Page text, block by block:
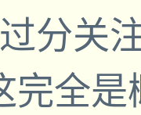
分关
完全